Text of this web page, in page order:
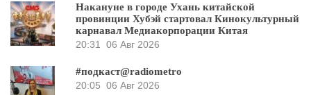
Накануне в городе Ухань китайской
провинции Хубэй стартовал Кинокультурный
карнавал Медиакорпорации Китая
20:31
06 Авг 2026
#подкаст@radiometro
20:05 06 Авг 2026